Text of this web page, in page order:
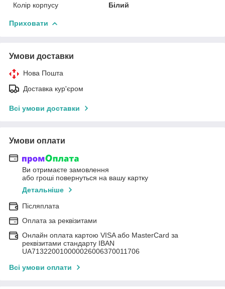
Колір корпусу
Білий
Приховати
Умови доставки
Нова Пошта
Доставка кур'єром
Всі умови доставки
Умови оплати
Ви отримаєте замовлення
або гроші повернуться на вашу картку
Детальніше
Післяплата
Оплата за реквізитами
Онлайн оплата картою VISA або MasterCard за
реквізитами стандарту IBAN
UA713220010000026006370011706
Всі умови оплати